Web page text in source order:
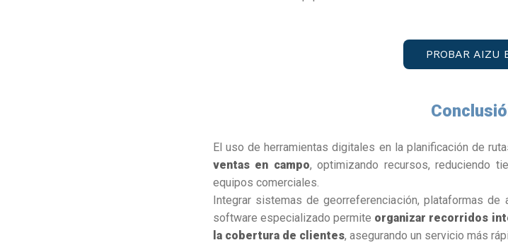
PROBAR AIZU
El uso de herramientas digitales en la planificación de
ventas en campo, optimizando recursos, reduciendo
equipos comerciales.
Integrar sistemas de georreferenciación, plataformas
software especializado permite organizar recorridos
la cobertura de clientes, asegurando un servicio más